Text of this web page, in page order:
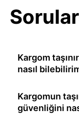
Kargom
nasıl
Kargomun
güvenliğini